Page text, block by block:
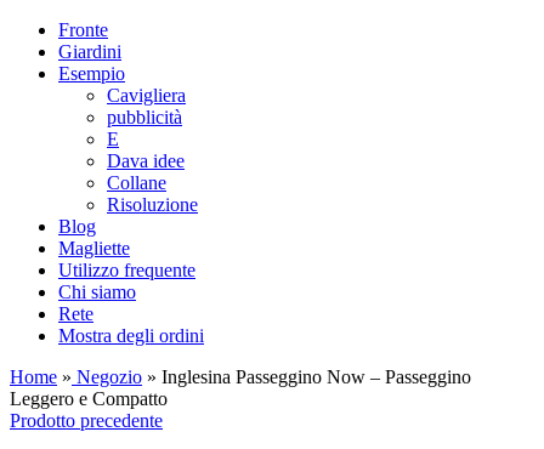
Fronte
Giardini
Esempio
Cavigliera
pubblicità
E
Dava idee
Collane
Risoluzione
Blog
Magliette
Utilizzo frequente
Chi siamo
Rete
Mostra degli ordini
Home » Negozio » Inglesina Passeggino Now – Passeggino
Leggero e Compatto
Prodotto precedente